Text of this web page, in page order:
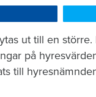
ut till en
på
till